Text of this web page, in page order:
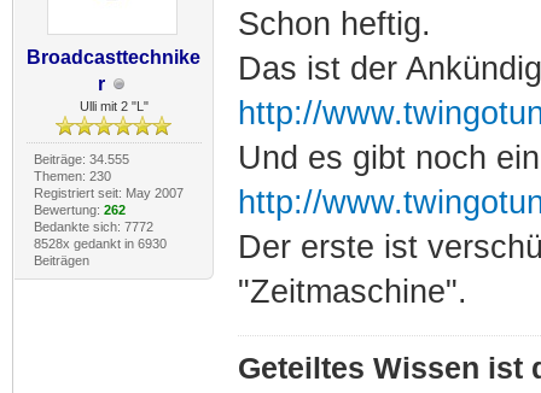
Broadcasttechnike
r
Ulli mit 2 "L"
Beiträge: 34.555
Themen: 230
Registriert seit: May 2007
Bewertung: 262
Bedankte sich: 7772
8528x gedankt in 6930
Beiträgen
Schon heftig.
Das ist der
http://
Und es gibt noch
http://
Der erste ist
"Zeitmaschine".
Geteiltes Wissen ist